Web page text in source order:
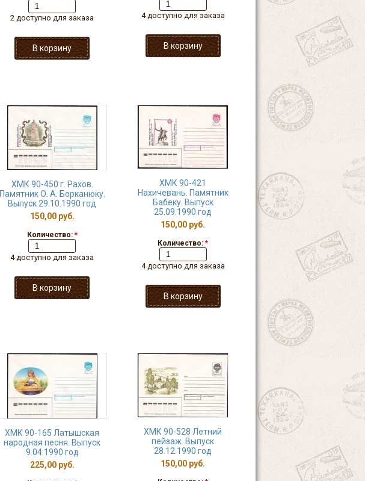
2 доступно для заказа 4 доступно для заказа
ХМК 90-450 г. Рахов.
Памятник О. А. Борканюку.
Выпуск 29.10.1990 год
150,00 руб.
Количество: *
4 доступно для заказа
ХМК 90-421
Нахичевань. Памятник
Бабеку. Выпуск
25.09.1990 год
150,00 руб.
Количество: *
4 доступно для заказа
ХМК 90-165 Латышская
народная песня. Выпуск
9.04.1990 год
225,00 руб.
ХМК 90-528 Летний
пейзаж. Выпуск
28.12.1990 год
150,00 руб.